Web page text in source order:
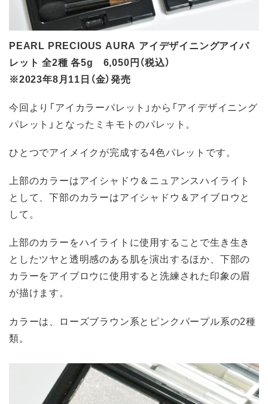
PEARL PRECIOUS AURA アイデザイニングアイパ
レット 全2種 各5g 6,050円（税込）
※2023年8月11日（金）発売
今回より「アイカラーパレット」から「アイデザイニング
パレット」となったミキモトのパレット。
ひとつでアイメイクが完成する4色パレットです。
上部のカラーはアイシャドウ＆ニュアンスハイライト
として、下部のカラーはアイシャドウ＆アイブロウと
して。
上部のカラーをハイライトに使用することで生き生き
としたツヤと透明感のある肌を演出するほか、下部の
カラーをアイブロウに使用すると洗練された印象の眉
が描けます。
カラーは、ローズブラウン系とピンクパープル系の2種
類。